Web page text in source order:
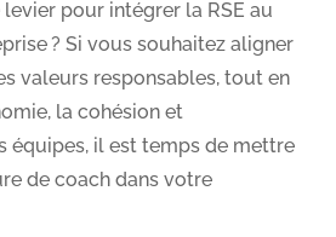
pour intégrer la RSE au
? Si vous souhaitez aligner
valeurs responsables, tout en
la cohésion et
équipes, il est temps de mettre
de coach dans votre